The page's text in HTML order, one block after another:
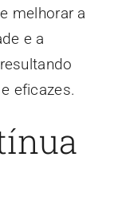
melhorar a
e a
eficazes.